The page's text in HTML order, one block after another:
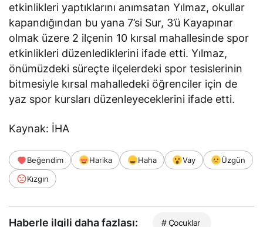
etkinlikleri yaptıklarını anımsatan Yılmaz, okullar
kapandığından bu yana 7’si Sur, 3’ü Kayapınar
olmak üzere 2 ilçenin 10 kırsal mahallesinde spor
etkinlikleri düzenlediklerini ifade etti. Yılmaz,
önümüzdeki süreçte ilçelerdeki spor tesislerinin
bitmesiyle kırsal mahalledeki öğrenciler için de
yaz spor kursları düzenleyeceklerini ifade etti.
Kaynak: İHA
Beğendim Harika Haha Vay
Üzgün
Kızgın
Haberle ilgili daha fazlası: # Çocuklar